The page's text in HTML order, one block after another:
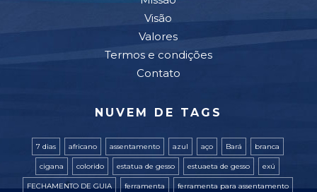
Visão
Valores
Termos e condições
Contato
NUVEM DE TAGS
7 dias africano assentamento azul aço Bará branca
cigana colorido estatua de gesso estuaeta de gesso exú
FECHAMENTO DE GUIA ferramenta ferramenta para assentamento